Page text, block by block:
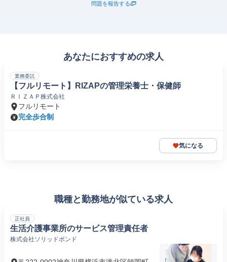
問題を報告する
あなたにおすすめの求人
業務委託
【フルリモート】RIZAPの管理栄養士・保健師
ＲＩＺＡＰ株式会社
フルリモート
完全歩合制
気になる
職種と勤務地が似ている求人
正社員
生活介護事業所のサービス管理責任者
株式会社ソリッドボンド